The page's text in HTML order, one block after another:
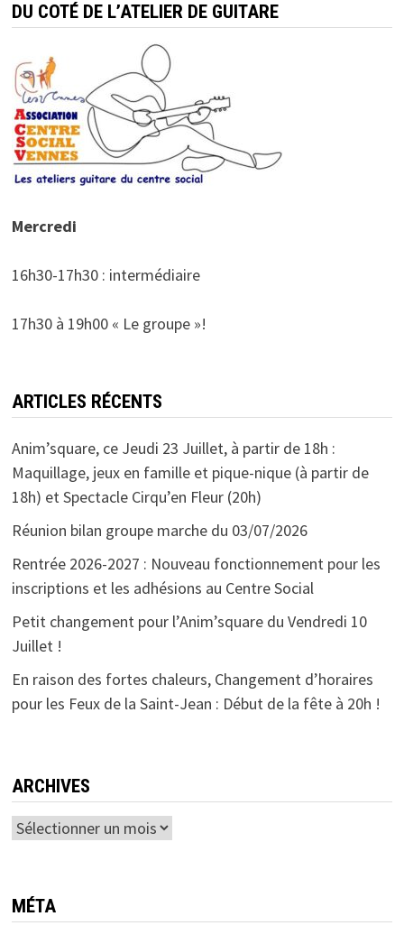
DU COTÉ DE L’ATELIER DE GUITARE
Mercredi
16h30-17h30 : intermédiaire
17h30 à 19h00 « Le groupe »!
ARTICLES RÉCENTS
Anim’square, ce Jeudi 23 Juillet, à partir de 18h :
Maquillage, jeux en famille et pique-nique (à partir de
18h) et Spectacle Cirqu’en Fleur (20h)
Réunion bilan groupe marche du 03/07/2026
Rentrée 2026-2027 : Nouveau fonctionnement pour les
inscriptions et les adhésions au Centre Social
Petit changement pour l’Anim’square du Vendredi 10
Juillet !
En raison des fortes chaleurs, Changement d’horaires
pour les Feux de la Saint-Jean : Début de la fête à 20h !
ARCHIVES
Archives
MÉTA